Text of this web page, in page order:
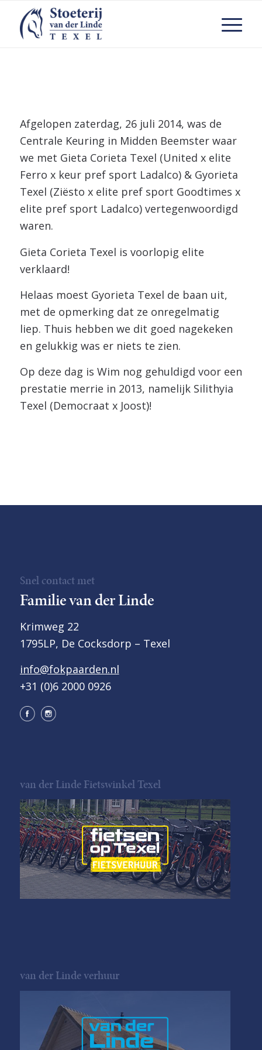
Afgelopen zaterdag, 26 juli 2014, was de
Centrale Keuring in Midden Beemster waar
we met Gieta Corieta Texel (United x elite
Ferro x keur pref sport Ladalco) & Gyorieta
Texel (Ziësto x elite pref sport Goodtimes x
elite pref sport Ladalco) vertegenwoordigd
waren.
Gieta Corieta Texel is voorlopig elite
verklaard!
Helaas moest Gyorieta Texel de baan uit,
met de opmerking dat ze onregelmatig
liep. Thuis hebben we dit goed nagekeken
en gelukkig was er niets te zien.
Op deze dag is Wim nog gehuldigd voor een
prestatie merrie in 2013, namelijk Silithyia
Texel (Democraat x Joost)!
Snel contact met
Familie van der Linde
Krimweg 22
1795LP, De Cocksdorp – Texel
info@fokpaarden.nl
+31 (0)6 2000 0926
van der Linde Fietswinkel Texel
van der Linde verhuur